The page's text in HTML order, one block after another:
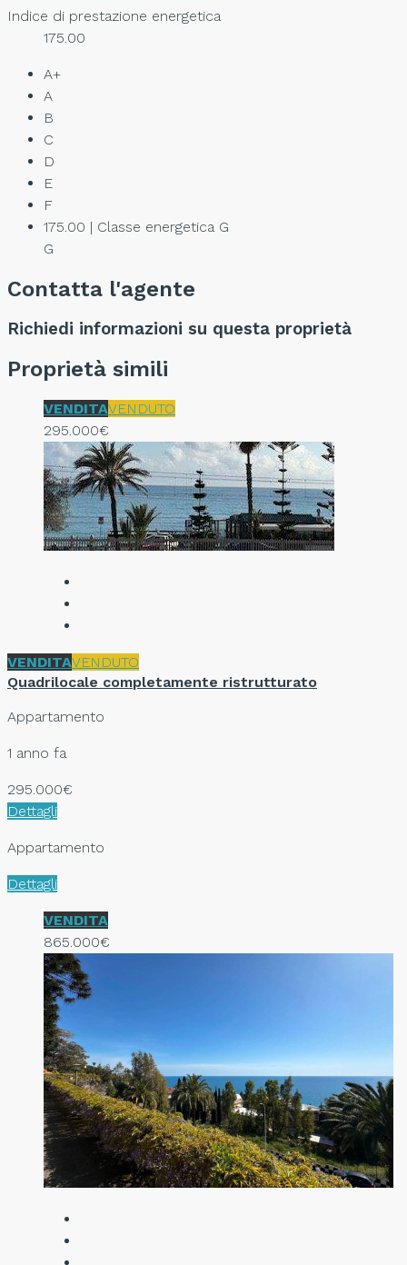
Indice di prestazione energetica
175.00
A+
A
B
C
D
E
F
175.00 | Classe energetica G
G
Contatta l'agente
Richiedi informazioni su questa proprietà
Proprietà simili
VENDITAVENDUTO
295.000€
VENDITAVENDUTO
Quadrilocale completamente ristrutturato
Appartamento
1 anno fa
295.000€
Dettagli
Appartamento
Dettagli
VENDITA
865.000€